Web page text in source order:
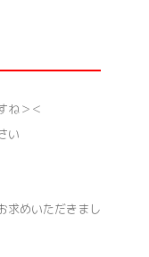
ね＞＜
い
めいただきまし